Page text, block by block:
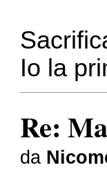
Io la
Re:
da